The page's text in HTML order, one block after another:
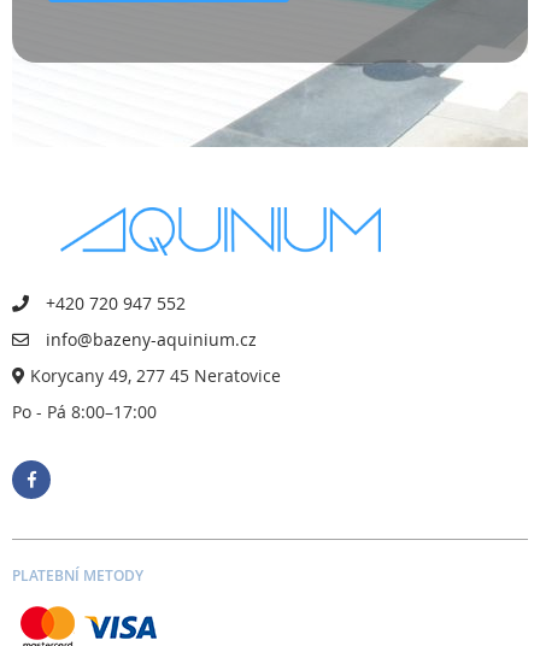
+420 720 947 552
info@bazeny-aquinium.cz
Korycany 49, 277 45 Neratovice
Po - Pá 8:00–17:00
PLATEBNÍ METODY